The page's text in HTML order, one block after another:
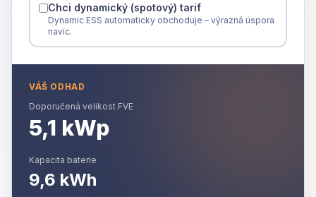
Chci dynamický (spotový) tarif
Dynamic ESS automaticky obchoduje – výrazná úspora
navíc.
VÁŠ ODHAD
Doporučená velikost FVE
5,1 kWp
Kapacita baterie
9,6 kWh